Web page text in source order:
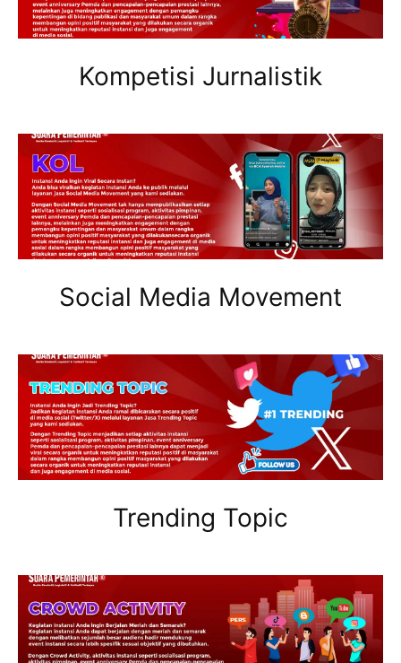
Kompetisi Jurnalistik
Social Media Movement
Trending Topic